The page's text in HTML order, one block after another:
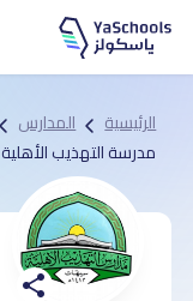
الرئيسية المدارس
مدرسة التهذيب الأهلية